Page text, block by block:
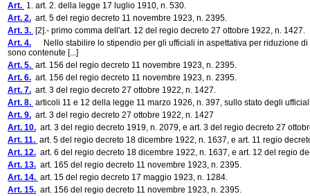
Art. 1. art. 2. della legge 17 luglio 1910, n. 530.
Art. 2. art. 5 del regio decreto 11 novembre 1923, n. 2395.
Art. 3. [2].- primo comma dell'art. 12 del regio decreto 27 ottobre 1922, n. 1427.
Art. 4. Nello stabilire lo stipendio per gli ufficiali in aspettativa per riduzione
sono contenute [...]
Art. 5. art. 156 del regio decreto 11 novembre 1923, n. 2395.
Art. 6. art. 156 del regio decreto 11 novembre 1923, n. 2395.
Art. 7. art. 3 del regio decreto 27 ottobre 1922, n. 1427.
Art. 8. articoli 11 e 12 della legge 11 marzo 1926, n. 397, sullo stato degli
Art. 9. art. 3 del regio decreto 27 ottobre 1922, n. 1427
Art. 10. art. 3 del regio decreto 1919, n. 2079, e art. 3 del regio decreto 27
Art. 11. art. 5 del regio decreto 18 dicembre 1922, n. 1637, e art. 11 regio
Art. 12. art. 6 del regio decreto 18 dicembre 1922, n. 1637, e art. 12 del regio
Art. 13. art. 165 del regio decreto 11 novembre 1923, n. 2395.
Art. 14. art. 15 del regio decreto 17 maggio 1923, n. 1284.
Art. 15. art. 156 del regio decreto 11 novembre 1923, n. 2395.